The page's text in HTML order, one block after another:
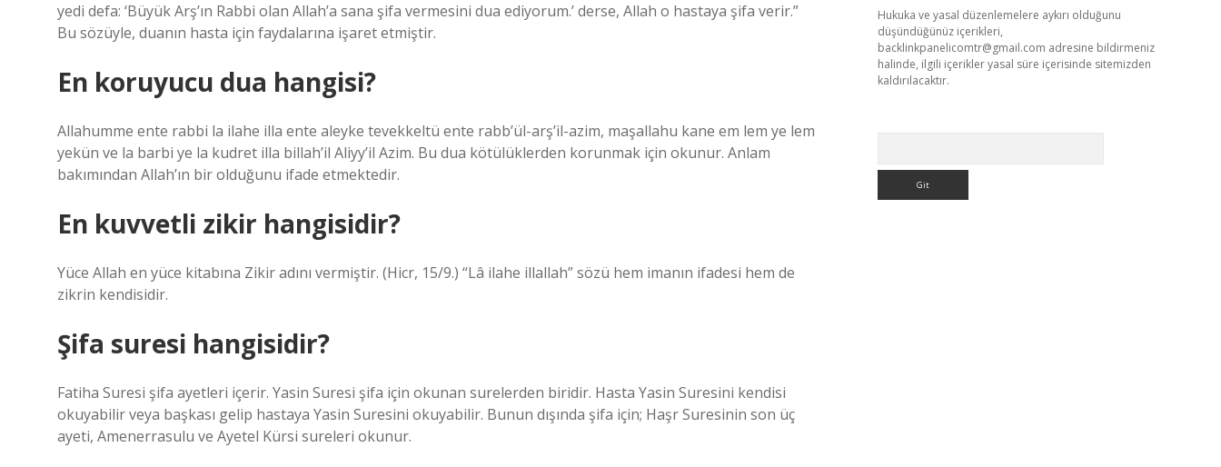
yedi defa: ‘Büyük Arş’ın Rabbi olan Allah’a sana şifa vermesini dua ediyorum.’ derse, Allah o hastaya şifa verir.”
Bu sözüyle, duanın hasta için faydalarına işaret etmiştir.
En koruyucu dua hangisi?
Allahumme ente rabbi la ilahe illa ente aleyke tevekkeltü ente rabb’ül-arş’il-azim, maşallahu kane em lem ye lem
yekün ve la barbi ye la kudret illa billah’il Aliyy’il Azim. Bu dua kötülüklerden korunmak için okunur. Anlam
bakımından Allah’ın bir olduğunu ifade etmektedir.
En kuvvetli zikir hangisidir?
Yüce Allah en yüce kitabına Zikir adını vermiştir. (Hicr, 15/9.) “Lâ ilahe illallah” sözü hem imanın ifadesi hem de
zikrin kendisidir.
Şifa suresi hangisidir?
Fatiha Suresi şifa ayetleri içerir. Yasin Suresi şifa için okunan surelerden biridir. Hasta Yasin Suresini kendisi
okuyabilir veya başkası gelip hastaya Yasin Suresini okuyabilir. Bunun dışında şifa için; Haşr Suresinin son üç
ayeti, Amenerrasulu ve Ayetel Kürsi sureleri okunur.
Hukuka ve yasal düzenlemelere aykırı olduğunu
düşündüğünüz içerikleri,
backlinkpanelicomtr@gmail.com adresine bildirmeniz
halinde, ilgili içerikler yasal süre içerisinde sitemizden
kaldırılacaktır.